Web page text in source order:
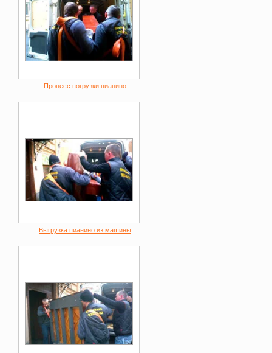
Процесс погрузки пианино
Выгрузка пианино из машины